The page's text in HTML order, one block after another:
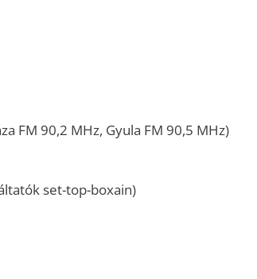
FM 90,2 MHz, Gyula FM 90,5 MHz)
set-top-boxain)